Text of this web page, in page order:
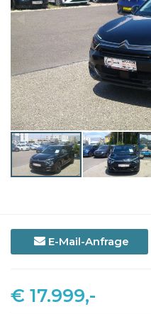
E-Mail-Anfrage
€ 17.999,-